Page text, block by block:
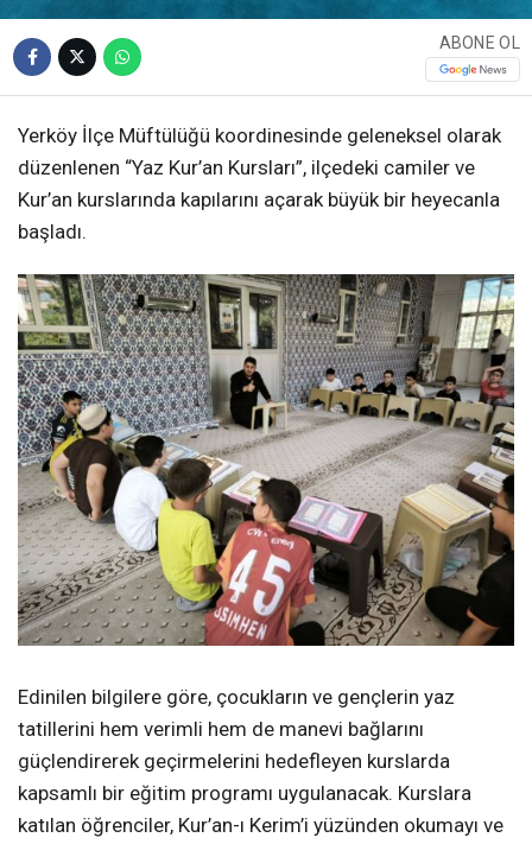
ABONE OL
Yerköy İlçe Müftülüğü koordinesinde geleneksel olarak
düzenlenen “Yaz Kur’an Kursları”, ilçedeki camiler ve
Kur’an kurslarında kapılarını açarak büyük bir heyecanla
başladı.
Edinilen bilgilere göre, çocukların ve gençlerin yaz
tatillerini hem verimli hem de manevi bağlarını
güçlendirerek geçirmelerini hedefleyen kurslarda
kapsamlı bir eğitim programı uygulanacak. Kurslara
katılan öğrenciler, Kur’an-ı Kerim’i yüzünden okumayı ve